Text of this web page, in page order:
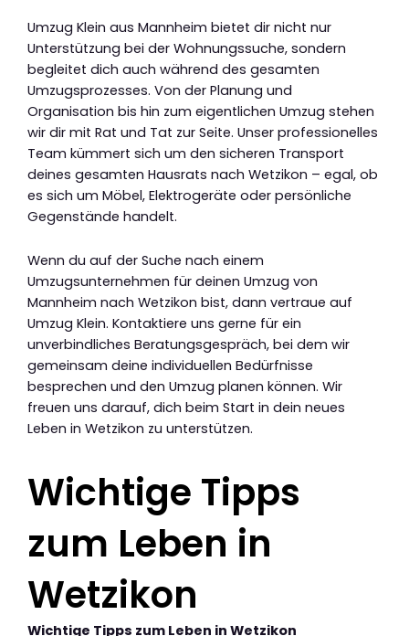
Umzug Klein aus Mannheim bietet dir nicht nur
Unterstützung bei der Wohnungssuche, sondern
begleitet dich auch während des gesamten
Umzugsprozesses. Von der Planung und
Organisation bis hin zum eigentlichen Umzug stehen
wir dir mit Rat und Tat zur Seite. Unser professionelles
Team kümmert sich um den sicheren Transport
deines gesamten Hausrats nach Wetzikon – egal, ob
es sich um Möbel, Elektrogeräte oder persönliche
Gegenstände handelt.
Wenn du auf der Suche nach einem
Umzugsunternehmen für deinen Umzug von
Mannheim nach Wetzikon bist, dann vertraue auf
Umzug Klein. Kontaktiere uns gerne für ein
unverbindliches Beratungsgespräch, bei dem wir
gemeinsam deine individuellen Bedürfnisse
besprechen und den Umzug planen können. Wir
freuen uns darauf, dich beim Start in dein neues
Leben in Wetzikon zu unterstützen.
Wichtige Tipps
zum Leben in
Wetzikon
Wichtige Tipps zum Leben in Wetzikon